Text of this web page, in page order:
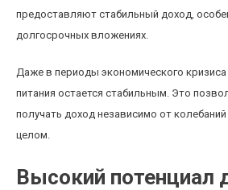
предоставляют стабильный доход,
долгосрочных вложениях.
Даже в периоды экономического
питания остается стабильным. Это
получать доход независимо от
целом.
Высокий потенциал